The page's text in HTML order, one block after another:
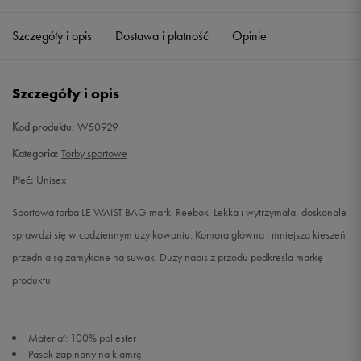
Szczegóły i opis Dostawa i płatność Opinie
Szczegóły i opis
Kod produktu: W50929
Kategoria: Torby sportowe
Płeć: Unisex
Sportowa torba LE WAIST BAG marki Reebok. Lekka i wytrzymała, doskonale
sprawdzi się w codziennym użytkowaniu. Komora główna i mniejsza kieszeń
przednia są zamykane na suwak. Duży napis z przodu podkreśla markę
produktu.
Materiał: 100% poliester
Pasek zapinany na klamrę